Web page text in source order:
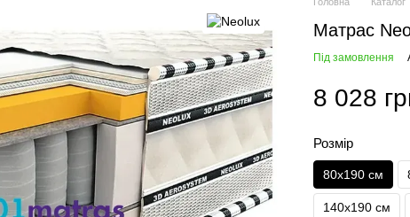
Матрас
Під замовлення
8 028
Розмір
80х190 см
140х190 см